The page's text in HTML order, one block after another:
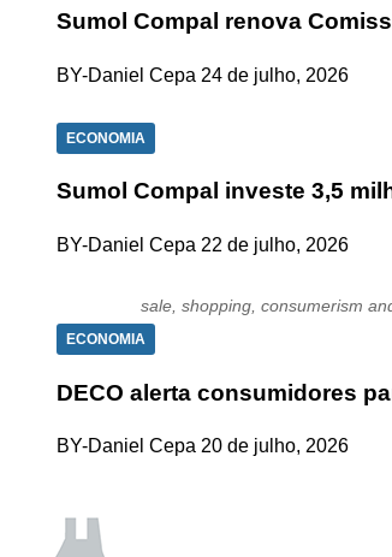
Sumol Compal renova
BY-Daniel Cepa 24 de julho, 2026
ECONOMIA
Sumol Compal investe 3,5
BY-Daniel Cepa 22 de julho, 2026
sale, shopping, consumerism
ECONOMIA
DECO alerta consumidores
BY-Daniel Cepa 20 de julho, 2026